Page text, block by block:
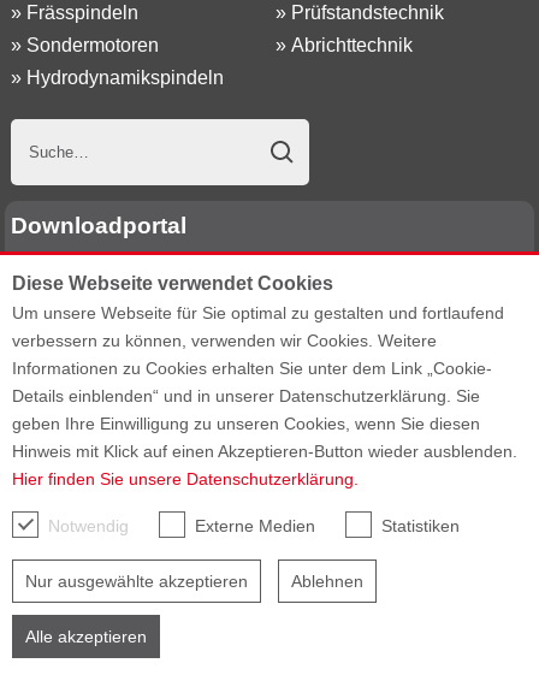
Diese Webseite verwendet Cookies
Um unsere Webseite für Sie optimal zu gestalten und fortlaufend
verbessern zu können, verwenden wir Cookies. Weitere
Informationen zu Cookies erhalten Sie unter dem Link „Cookie-
Details einblenden“ und in unserer Datenschutzerklärung. Sie
geben Ihre Einwilligung zu unseren Cookies, wenn Sie diesen
Hinweis mit Klick auf einen Akzeptieren-Button wieder ausblenden.
Hier finden Sie unsere Datenschutzerklärung.
Notwendig Externe Medien Statistiken
Nur ausgewählte akzeptieren Ablehnen
Alle akzeptieren
» Frässpindeln
» Sondermotoren
» Hydrodynamikspindeln
» Prüfstandstechnik
» Abrichttechnik
Downloadportal
E-Mail Adresse:
Passwort:
Passwort vergessen?
Sitemap AEB
Impressum
Barrierefreiheit